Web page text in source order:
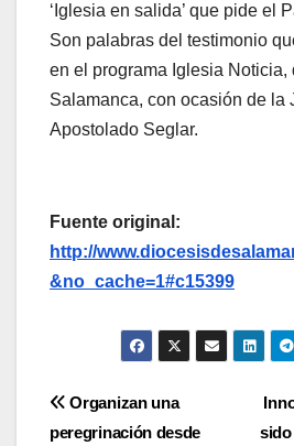
‘Iglesia en salida’ que pide el
Son palabras del testimonio
en el programa Iglesia Noticia,
Salamanca, con ocasión de la
Apostolado Seglar.
Fuente original:
http://
&no_cache=1#c15399
Navegación
sido
Organizan una
peregrinación desde